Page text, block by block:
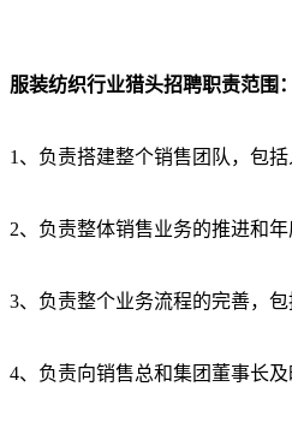
服装纺织行业猎头招聘职责范围：
1、负责搭建整个销售团队，包
2、负责整体销售业务的推进和
3、负责整个业务流程的完善，
4、负责向销售总和集团董事长